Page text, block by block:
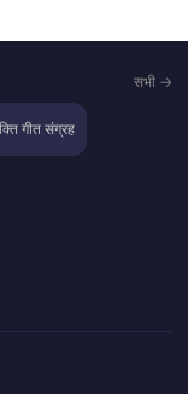
सभी →
गीत संग्रह